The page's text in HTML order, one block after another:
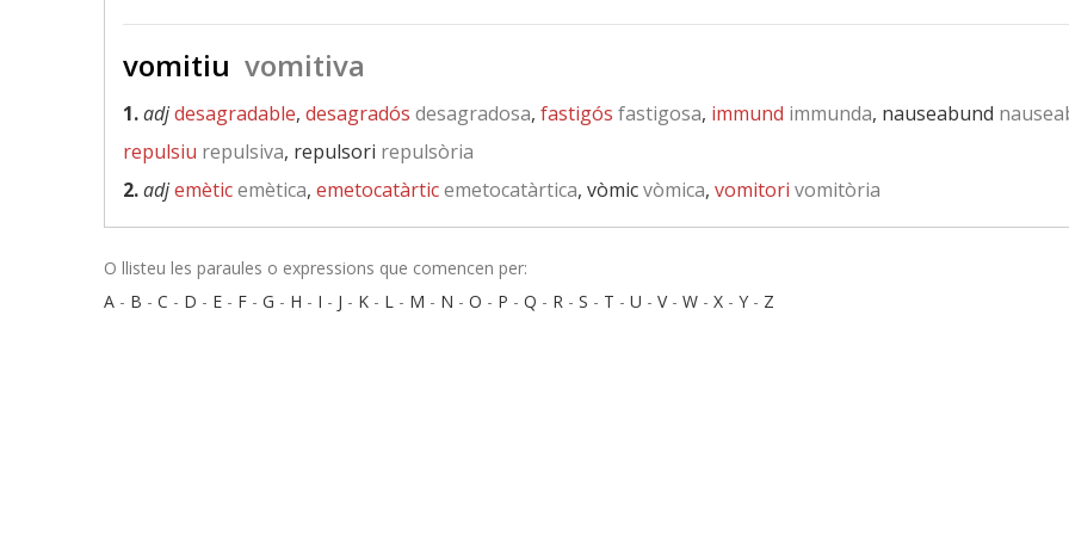
vomitiu vomitiva
1.adjdesagradable, desagradós desagradosa, fastigós fastigosa, immund immunda, nauseabund
repulsiu repulsiva, repulsori repulsòria
2.adjemèticemètica, emetocatàrticemetocatàrtica, vòmicvòmica, vomitori vomitòria
O llisteu les paraules o expressions que comencen per:
A - B - C - D - E - F - G - H - I - J - K - L - M - N - O - P - Q - R - S - T - U - V- W - X - Y - Z